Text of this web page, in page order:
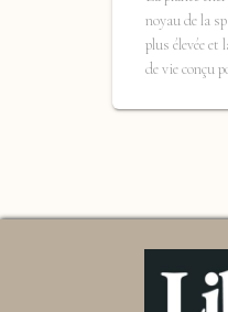
noyau de la
plus élevée
de vie conçu